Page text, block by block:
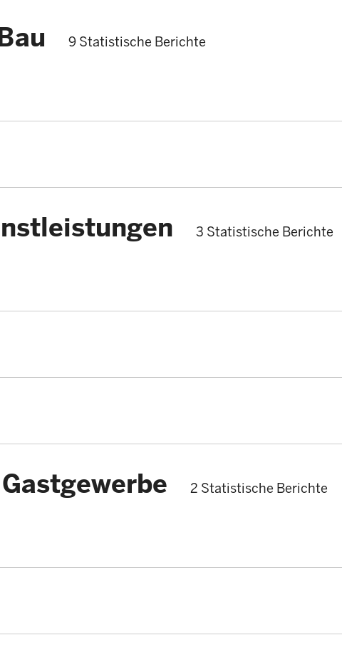
9 Statistische Berichte
3 Statistische Berichte
2 Statistische Berichte